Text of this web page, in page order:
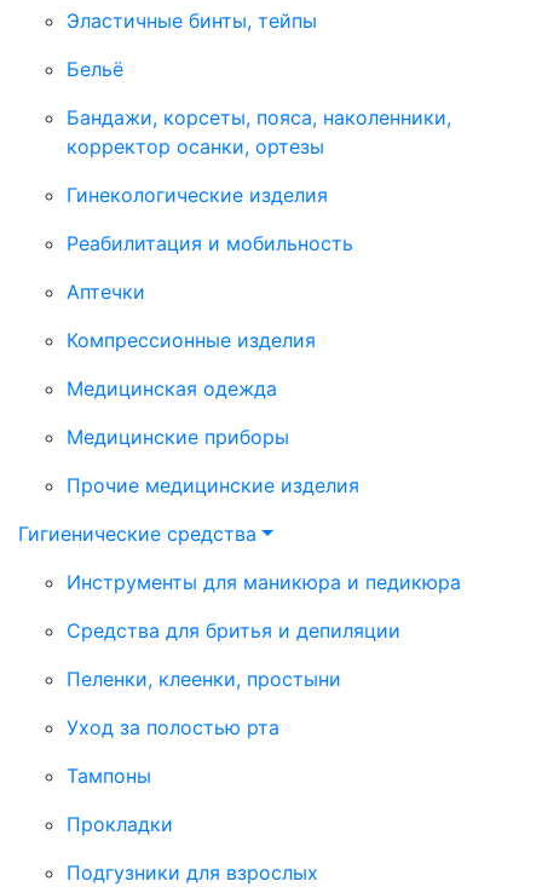
Эластичные бинты, тейпы
Бельё
Бандажи, корсеты, пояса, наколенники,
корректор осанки, ортезы
Гинекологические изделия
Реабилитация и мобильность
Аптечки
Компрессионные изделия
Медицинская одежда
Медицинские приборы
Прочие медицинские изделия
Гигиенические средства
Инструменты для маникюра и педикюра
Средства для бритья и депиляции
Пеленки, клеенки, простыни
Уход за полостью рта
Тампоны
Прокладки
Подгузники для взрослых